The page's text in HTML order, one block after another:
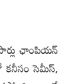
ఛాంపియన్​
సెమీస్,